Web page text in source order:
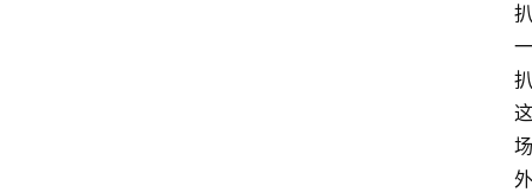
扒
一
扒
这
场
外